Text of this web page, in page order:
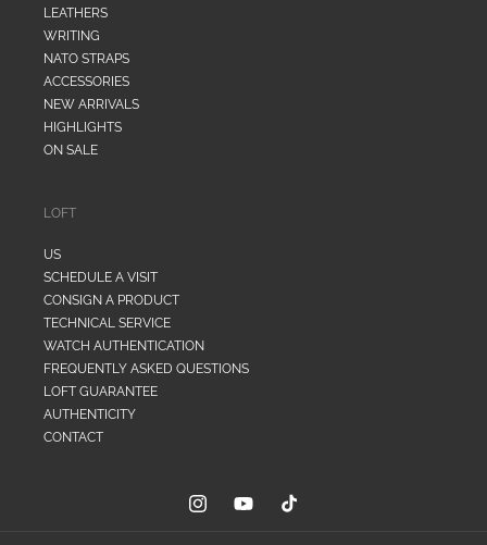
LEATHERS
WRITING
NATO STRAPS
ACCESSORIES
NEW ARRIVALS
HIGHLIGHTS
ON SALE
LOFT
US
SCHEDULE A VISIT
CONSIGN A PRODUCT
TECHNICAL SERVICE
WATCH AUTHENTICATION
FREQUENTLY ASKED QUESTIONS
LOFT GUARANTEE
AUTHENTICITY
CONTACT
InstagramYouTubeTikTok